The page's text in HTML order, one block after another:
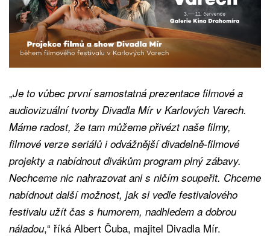
„Je to vůbec první samostatná prezentace filmové a
audiovizuální tvorby Divadla Mír v Karlových Varech.
Máme radost, že tam můžeme přivézt naše filmy,
filmové verze seriálů i odvážnější divadelně-filmové
projekty a nabídnout divákům program plný zábavy.
Nechceme nic nahrazovat ani s ničím soupeřit. Chceme
nabídnout další možnost, jak si vedle festivalového
festivalu užít čas s humorem, nadhledem a dobrou
náladou,“ říká Albert Čuba, majitel Divadla Mír.